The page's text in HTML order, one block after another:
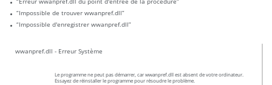
“Impossible de trouver wwanpref.dll”
“Impossible d'enregistrer wwanpref.dll”
wwanpref.dll - Erreur Système
Le programme ne peut pas démarrer, car wwanpref.dll est absent de votre ordinateur.
Essayez de réinstaller le programme pour résoudre le problème.